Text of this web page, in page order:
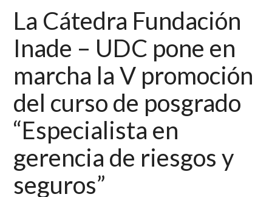
La Cátedra Fundación
Inade – UDC pone en
marcha la V promoción
del curso de posgrado
“Especialista en
gerencia de riesgos y
seguros”